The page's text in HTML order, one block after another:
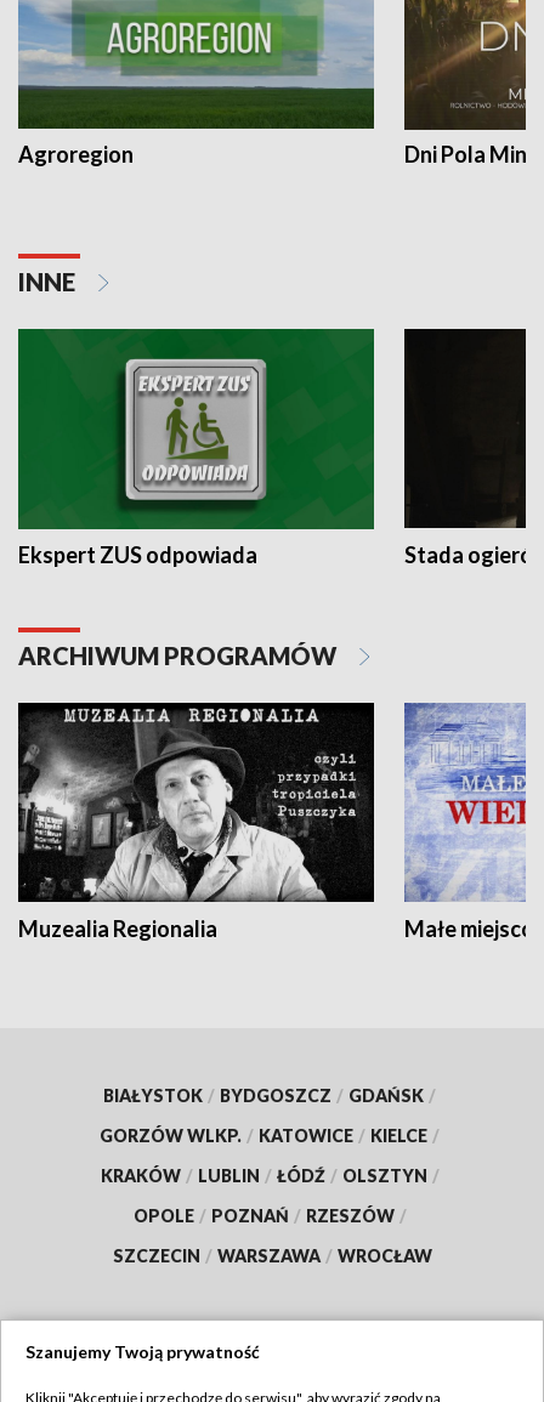
Agroregion Dni Pola
INNE
Ekspert ZUS odpowiada Stada
ARCHIWUM PROGRAMÓW
Muzealia Regionalia Małe
BIAŁYSTOK / BYDGOSZCZ / GDAŃSK /
GORZÓW WLKP. / KATOWICE / KIELCE /
KRAKÓW / LUBLIN / ŁÓDŹ / OLSZTYN /
OPOLE / POZNAŃ / RZESZÓW /
SZCZECIN / WARSZAWA / WROCŁAW
Szanujemy Twoją prywatność
Kliknij "Akceptuję i przechodzę do serwisu", aby wyrazić zgody na